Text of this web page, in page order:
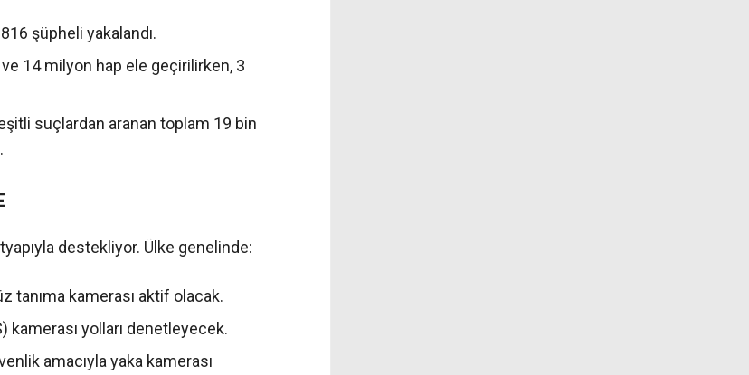
şüpheli yakalandı.
14 milyon hap ele geçirilirken, 3
suçlardan aranan toplam 19 bin
destekliyor. Ülke genelinde:
tanıma kamerası aktif olacak.
kamerası yolları denetleyecek.
amacıyla yaka kamerası